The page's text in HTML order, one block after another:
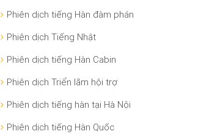
Phiên dịch tiếng Hàn đàm phán
Phiên dịch Tiếng Nhật
Phiên dịch tiếng Hàn Cabin
Phiên dịch Triển lãm hội trợ
Phiên dịch tiếng hàn tại Hà Nội
Phiên dịch tiếng Hàn Quốc